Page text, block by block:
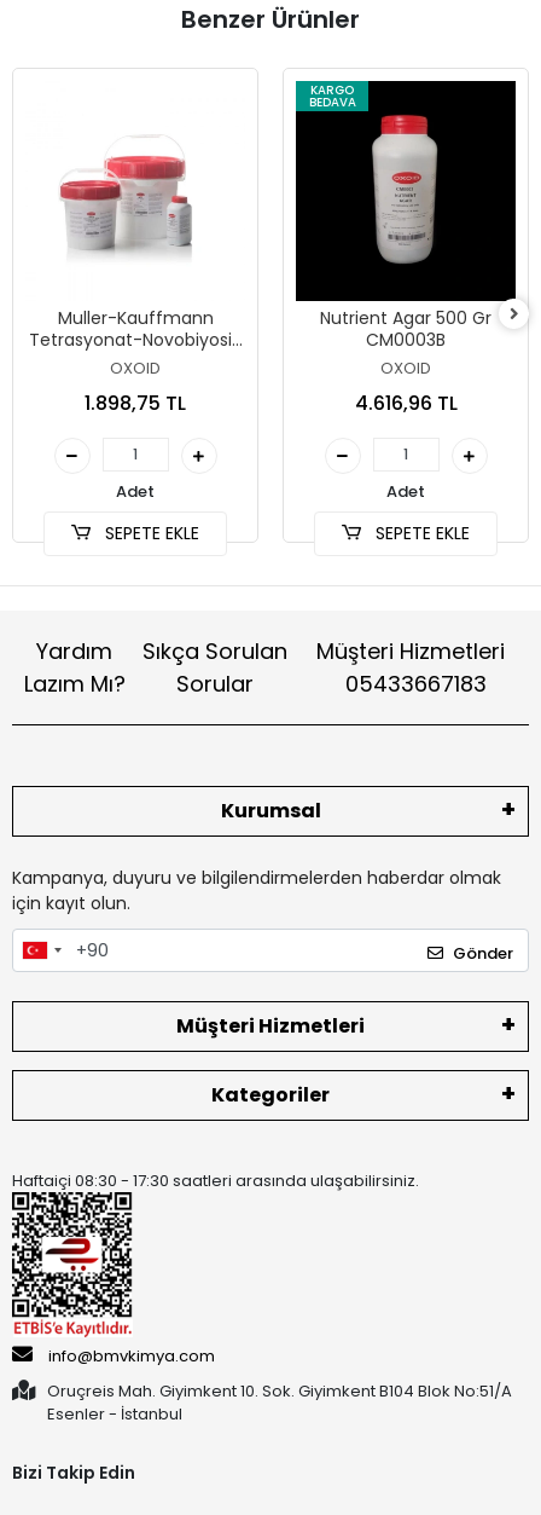
Benzer Ürünler
Muller-Kauffmann
Tetrasyonat-Novobiyosin
Broth (MkTTn) 500 Gr
OXOID
1.898,75 TL
Adet
SEPETE EKLE
KARGO
BEDAVA
Nutrient Agar 500 Gr
CM0003B
OXOID
4.616,96 TL
Adet
SEPETE EKLE
Yardım
Lazım Mı?
Sıkça Sorulan
Sorular
Müşteri Hizmetleri
05433667183
Kurumsal
Kampanya, duyuru ve bilgilendirmelerden haberdar olmak
için kayıt olun.
Gönder
Müşteri Hizmetleri
Kategoriler
Haftaiçi 08:30 - 17:30 saatleri arasında ulaşabilirsiniz.
info@bmvkimya.com
Oruçreis Mah. Giyimkent 10. Sok. Giyimkent B104 Blok No:51/A
Esenler - İstanbul
Bizi Takip Edin